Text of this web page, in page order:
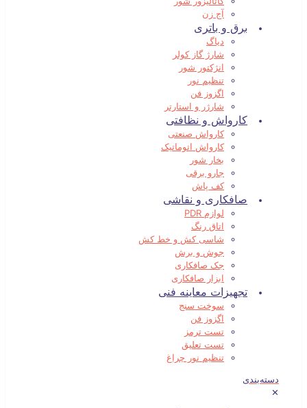
آج زن
برق و باتری
دیاگ
شارژ گاز کولر
انژکتور شور
تنظیم نور
اگزوز فن
شارژر و استارتر
کارواش و نظافتی
کارواش صنعتی
کارواش اتوماتیک
بخار شور
جارو برقی
کف پاش
صافکاری و نقاشی
لوازم PDR
اتاق رنگ
شاسی کش و خط کش
جوش و برش
جک صافکاری
ابزار صافکاری
تجهیزات معاینه فنی
سوخت سنج
اگزوز فن
تست ترمز
تست تعلیق
تنظیم نور چراغ
دسته‌بندی
✕